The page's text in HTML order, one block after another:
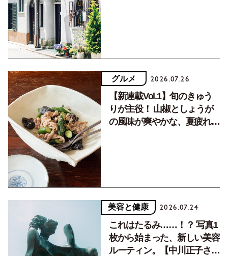
グルメ 2026.07.26
【新連載Vol.1】旬のきゅう
りが主役！ 山椒としょうが
の風味が爽やかな、夏疲れを
美容と健康 2026.07.24
これはたるみ……！？ 写真1
枚から始まった、新しい美容
ルーティン。【中川正子さん